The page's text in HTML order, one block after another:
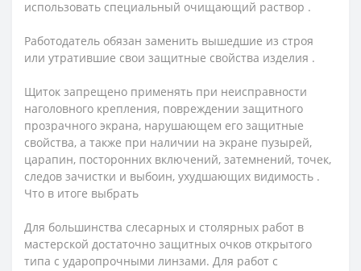
использовать специальный очищающий раствор .
Работодатель обязан заменить вышедшие из строя
или утратившие свои защитные свойства изделия .
Щиток запрещено применять при неисправности
наголовного крепления, повреждении защитного
прозрачного экрана, нарушающем его защитные
свойства, а также при наличии на экране пузырей,
царапин, посторонних включений, затемнений, точек,
следов зачистки и выбоин, ухудшающих видимость .
Что в итоге выбрать
Для большинства слесарных и столярных работ в
мастерской достаточно защитных очков открытого
типа с ударопрочными линзами. Для работ с